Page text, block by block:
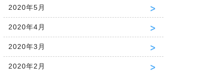
2020年5月
2020年4月
2020年3月
2020年2月